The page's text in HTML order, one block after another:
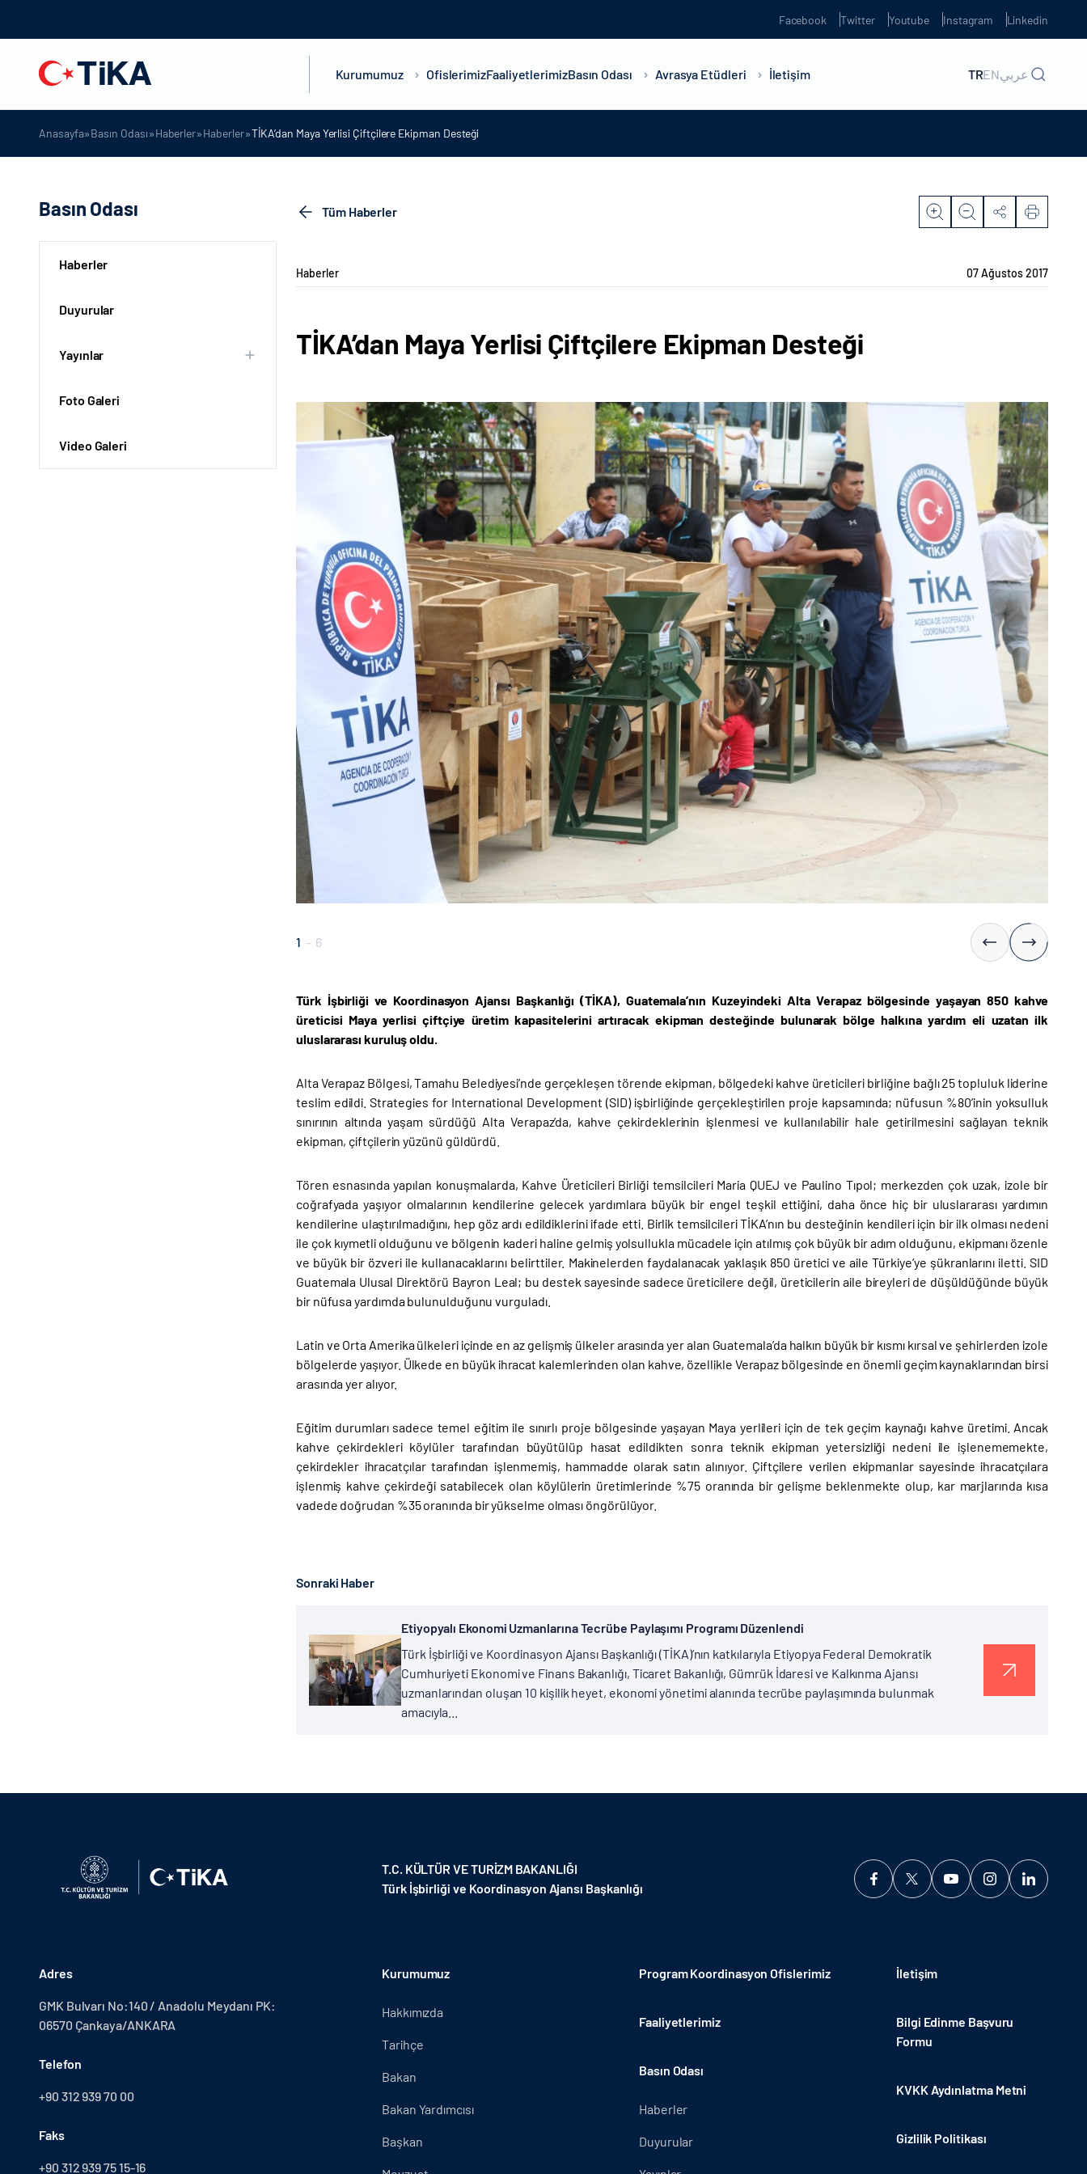
Facebook Twitter Youtube Instagram Linkedin
Kurumumuz OfislerimizFaaliyetlerimizBasın Odası Avrasya Etüdleri İletişim TRENعربي
Anasayfa»Basın Odası»Haberler»Haberler»TİKA’dan Maya Yerlisi Çiftçilere Ekipman Desteği
Basın Odası
Haberler
Duyurular
Yayınlar
Foto Galeri
Video Galeri
Tüm Haberler
Haberler 07 Ağustos 2017
TİKA’dan Maya Yerlisi Çiftçilere Ekipman Desteği
1 - 6
Türk İşbirliği ve Koordinasyon Ajansı Başkanlığı (TİKA), Guatemala’nın Kuzeyindeki Alta Verapaz bölgesinde yaşayan 850 kahve
üreticisi Maya yerlisi çiftçiye üretim kapasitelerini artıracak ekipman desteğinde bulunarak bölge halkına yardım eli uzatan ilk
uluslararası kuruluş oldu.
Alta Verapaz Bölgesi, Tamahu Belediyesi’nde gerçekleşen törende ekipman, bölgedeki kahve üreticileri birliğine bağlı 25 topluluk liderine
teslim edildi. Strategies for International Development (SID) işbirliğinde gerçekleştirilen proje kapsamında; nüfusun %80’inin yoksulluk
sınırının altında yaşam sürdüğü Alta Verapaz’da, kahve çekirdeklerinin işlenmesi ve kullanılabilir hale getirilmesini sağlayan teknik
ekipman, çiftçilerin yüzünü güldürdü.
Tören esnasında yapılan konuşmalarda, Kahve Üreticileri Birliği temsilcileri Maria QUEJ ve Paulino Tıpol; merkezden çok uzak, izole bir
coğrafyada yaşıyor olmalarının kendilerine gelecek yardımlara büyük bir engel teşkil ettiğini, daha önce hiç bir uluslararası yardımın
kendilerine ulaştırılmadığını, hep göz ardı edildiklerini ifade etti. Birlik temsilcileri TİKA’nın bu desteğinin kendileri için bir ilk olması nedeni
ile çok kıymetli olduğunu ve bölgenin kaderi haline gelmiş yolsullukla mücadele için atılmış çok büyük bir adım olduğunu, ekipmanı özenle
ve büyük bir özveri ile kullanacaklarını belirttiler. Makinelerden faydalanacak yaklaşık 850 üretici ve aile Türkiye’ye şükranlarını iletti. SID
Guatemala Ulusal Direktörü Bayron Leal; bu destek sayesinde sadece üreticilere değil, üreticilerin aile bireyleri de düşüldüğünde büyük
bir nüfusa yardımda bulunulduğunu vurguladı.
Latin ve Orta Amerika ülkeleri içinde en az gelişmiş ülkeler arasında yer alan Guatemala’da halkın büyük bir kısmı kırsal ve şehirlerden izole
bölgelerde yaşıyor. Ülkede en büyük ihracat kalemlerinden olan kahve, özellikle Verapaz bölgesinde en önemli geçim kaynaklarından birsi
arasında yer alıyor.
Eğitim durumları sadece temel eğitim ile sınırlı proje bölgesinde yaşayan Maya yerlileri için de tek geçim kaynağı kahve üretimi. Ancak
kahve çekirdekleri köylüler tarafından büyütülüp hasat edildikten sonra teknik ekipman yetersizliği nedeni ile işlenememekte,
çekirdekler ihracatçılar tarafından işlenmemiş, hammadde olarak satın alınıyor. Çiftçilere verilen ekipmanlar sayesinde ihracatçılara
işlenmiş kahve çekirdeği satabilecek olan köylülerin üretimlerinde %75 oranında bir gelişme beklenmekte olup, kar marjlarında kısa
vadede doğrudan %35 oranında bir yükselme olması öngörülüyor.
Sonraki Haber
Etiyopyalı Ekonomi Uzmanlarına Tecrübe Paylaşımı Programı Düzenlendi
Türk İşbirliği ve Koordinasyon Ajansı Başkanlığı (TİKA)’nın katkılarıyla Etiyopya Federal Demokratik
Cumhuriyeti Ekonomi ve Finans Bakanlığı, Ticaret Bakanlığı, Gümrük İdaresi ve Kalkınma Ajansı
uzmanlarından oluşan 10 kişilik heyet, ekonomi yönetimi alanında tecrübe paylaşımında bulunmak
amacıyla...
T.C. KÜLTÜR VE TURİZM BAKANLIĞI
Türk İşbirliği ve Koordinasyon Ajansı Başkanlığı
Adres
GMK Bulvarı No:140 / Anadolu Meydanı PK:
06570 Çankaya/ANKARA
Telefon
+90 312 939 70 00
Faks
+90 312 939 75 15-16
Kurumumuz
Hakkımızda
Tarihçe
Bakan
Bakan Yardımcısı
Başkan
Program Koordinasyon Ofislerimiz
Faaliyetlerimiz
Basın Odası
Haberler
Duyurular
İletişim
Bilgi Edinme Başvuru
Formu
KVKK Aydınlatma Metni
Gizlilik Politikası